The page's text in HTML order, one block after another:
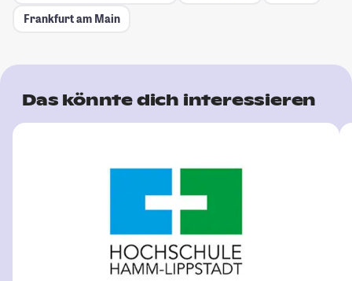
Frankfurt am Main
Das könnte dich interessieren